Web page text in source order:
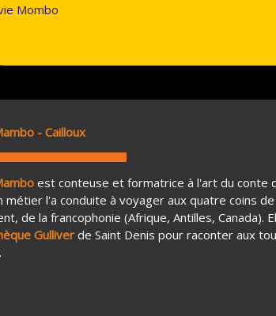
Mombo
- Cailloux
est conteuse et formatrice à l'art du conte
métier l'a conduite à voyager aux quatre coins
de la francophonie (Afrique, Antilles, Canada).
Gulliver de Saint Denis pour raconter aux